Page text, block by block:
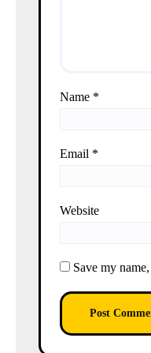
Name *
Email *
Website
Save my